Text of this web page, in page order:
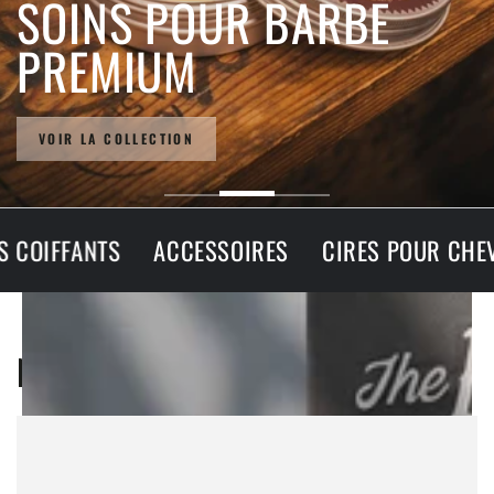
SOINS POUR BARBE
PREMIUM
VOIR LA COLLECTION
CIRES POUR CHEVEUX SOINS
NOS SOINS COIFFANTS